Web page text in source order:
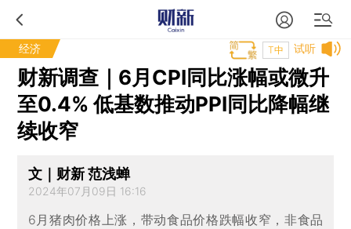
经济 试听
T中
财新调查｜6月CPI同比涨幅或微升
至0.4% 低基数推动PPI同比降幅继
续收窄
文｜财新 范浅蝉
2024年07月09日 16:16
6月猪肉价格上涨，带动食品价格跌幅收窄，非食品